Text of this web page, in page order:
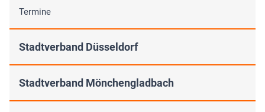
Termine
Stadtverband Düsseldorf
Stadtverband Mönchengladbach